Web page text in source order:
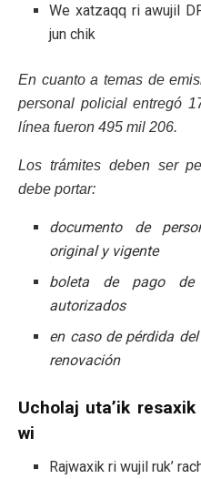
We xatzaqq ri awujil
jun chik
En cuanto a temas de
personal policial entregó
línea fueron 495 mil 206.
Los trámites deben ser
debe portar:
documento de
original y vigente
boleta de pago de
autorizados
en caso de pérdida
renovación
Ucholaj uta’ik
wi
Rajwaxik ri wujil ruk’